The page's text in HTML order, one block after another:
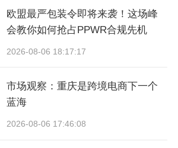
益人信息早已变更，但代理留存资
的业务职能、运营风险。在全面电
个问题会被无限放大。如今补充表
务计算表都有严格的系统校验标
欧盟最严包装令即将来袭！这场峰
会教你如何抢占PPWR合规先机
2026-08-06 18:17:17
市场观察：重庆是跨境电商下一个
蓝海
2026-08-06 17:46:08